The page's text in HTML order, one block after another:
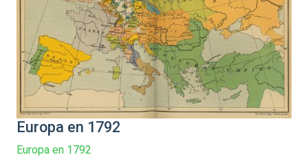
Europa en 1792
Europa en 1792